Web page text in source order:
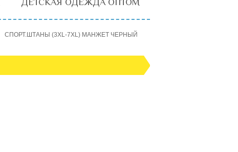
ДЕТСКАЯ ОДЕЖДА ОПТОМ
СПОРТ.ШТАНЫ (3XL-7XL) МАНЖЕТ ЧЕРНЫЙ